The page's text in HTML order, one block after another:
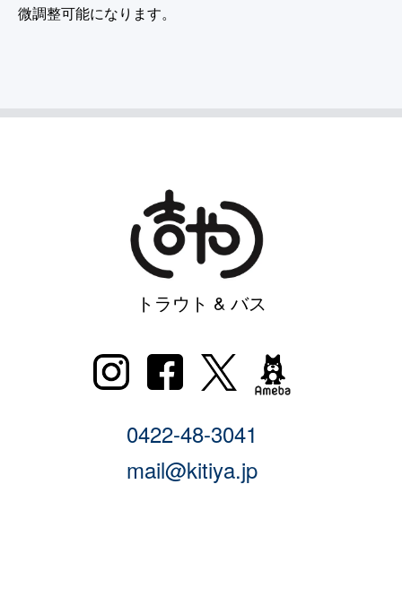
微調整可能になります。
トラウト & バス
0422-48-3041
mail@kitiya.jp